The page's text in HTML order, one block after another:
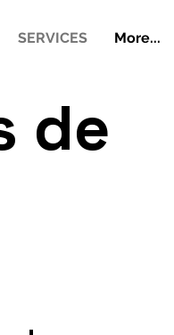
SERVICES More...
de